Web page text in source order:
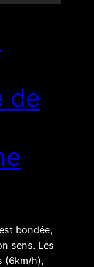
de
bondée,
sens. Les
(6km/h),